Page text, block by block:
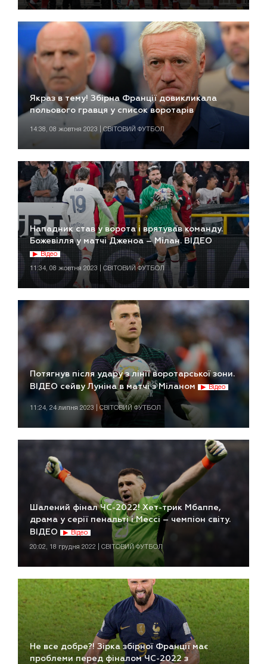
Якраз в тему! Збірна Франції довикликала
польового гравця у список воротарів
14:38, 08 жовтня 2023 | СВІТОВИЙ ФУТБОЛ
Нападник став у ворота і врятував команду.
Божевілля у матчі Дженоа – Мілан. ВІДЕО
Відео
11:34, 08 жовтня 2023 | СВІТОВИЙ ФУТБОЛ
Потягнув після удару з лінії воротарської зони.
ВІДЕО сейву Луніна в матчі з Міланом
Відео
11:24, 24 липня 2023 | СВІТОВИЙ ФУТБОЛ
Шалений фінал ЧС-2022! Хет-трик Мбаппе,
драма у серії пенальті і Мессі – чемпіон світу.
ВІДЕО
Відео
20:02, 18 грудня 2022 | СВІТОВИЙ ФУТБОЛ
Не все добре?! Зірка збірної Франції має
проблеми перед фіналом ЧС-2022 з